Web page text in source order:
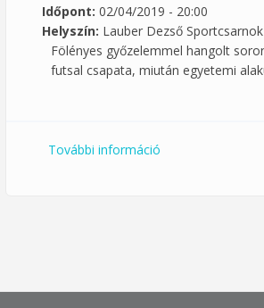
Időpont: 02/04/2019 - 20:00
Helyszín: Lauber Dezső Sportcsarnok
Fölényes győzelemmel hangolt
futsal csapata, miután egyetemi
További információ